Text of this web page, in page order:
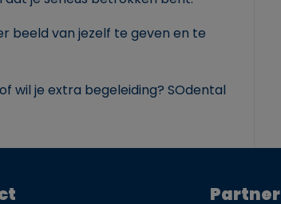
beeld van jezelf te geven en te
wil je extra begeleiding? SOdental
Partner